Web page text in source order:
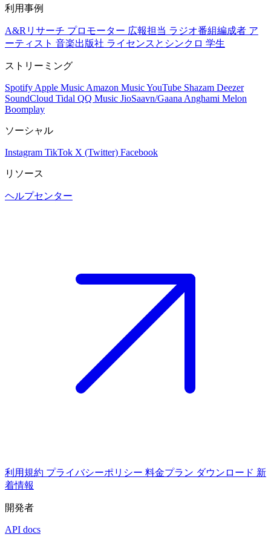
利用事例
A&Rリサーチ プロモーター 広報担当 ラジオ番組編成者 ア
ーティスト 音楽出版社 ライセンスとシンクロ 学生
ストリーミング
Spotify Apple Music Amazon MusicYouTube Shazam Deezer
SoundCloud Tidal QQ Music JioSaavn/Gaana Anghami Melon
Boomplay
ソーシャル
Instagram TikTok X (Twitter) Facebook
リソース
ヘルプセンター
利用規約 プライバシーポリシー 料金プラン ダウンロード 新
着情報
開発者
API docs